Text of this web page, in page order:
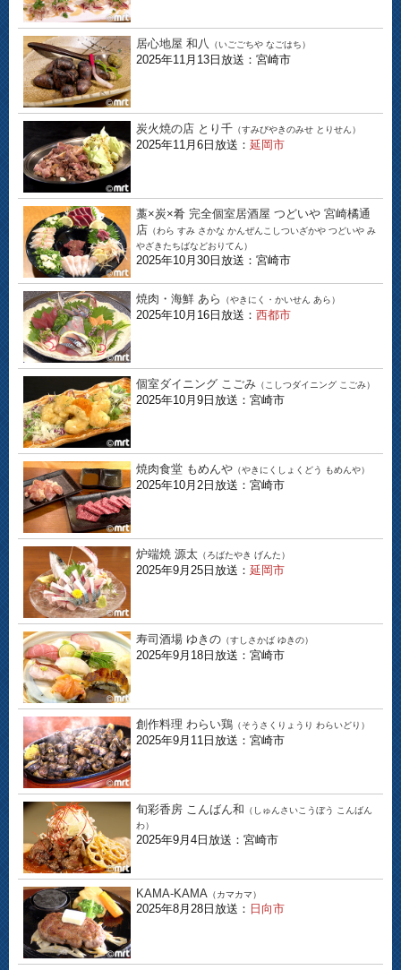
居心地屋 和八 （いごごちや なごはち）
2025年11月13日放送：宮崎市
炭火焼の店 とり千 （すみびやきのみせ とりせん）
2025年11月6日放送： 延岡市
藁×炭×肴 完全個室居酒屋 つどいや 宮崎橘通
店 （わら すみ さかな かんぜんこしついざかや つどいや み
やざきたちばなどおりてん）
2025年10月30日放送：宮崎市
焼肉・海鮮 あら （やきにく・かいせん あら）
2025年10月16日放送： 西都市
個室ダイニング こごみ （こしつダイニング こごみ）
2025年10月9日放送：宮崎市
焼肉食堂 もめんや （やきにくしょくどう もめんや）
2025年10月2日放送：宮崎市
炉端焼 源太 （ろばたやき げんた）
2025年9月25日放送： 延岡市
寿司酒場 ゆきの （すしさかば ゆきの）
2025年9月18日放送：宮崎市
創作料理 わらい鶏 （そうさくりょうり わらいどり）
2025年9月11日放送：宮崎市
旬彩香房 こんばん和 （しゅんさいこうぼう こんばん
わ）
2025年9月4日放送：宮崎市
KAMA-KAMA （カマカマ）
2025年8月28日放送： 日向市